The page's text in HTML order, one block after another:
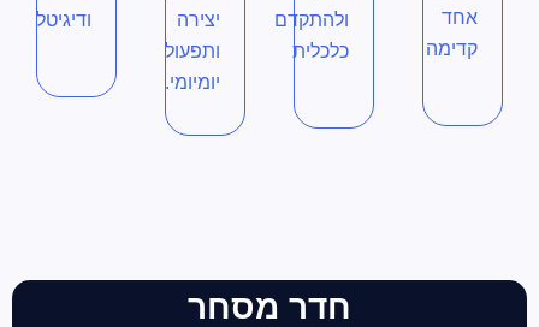
אחד
קדימה
ולהתקדם
כלכלית
יצירה
ותפעול
יומיומי.
ודיגיטל
חדר מסחר